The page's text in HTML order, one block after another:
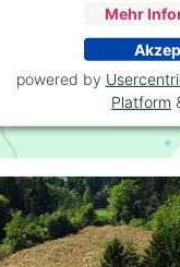
Mehr
powered by
Platform